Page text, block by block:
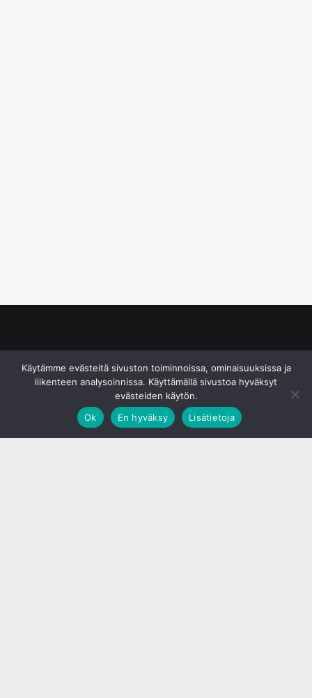
Käytämme evästeitä sivuston toiminnoissa, ominaisuuksissa ja
liikenteen analysoinnissa. Käyttämällä sivustoa hyväksyt
evästeiden käytön.
Ok
En hyväksy Lisätietoja